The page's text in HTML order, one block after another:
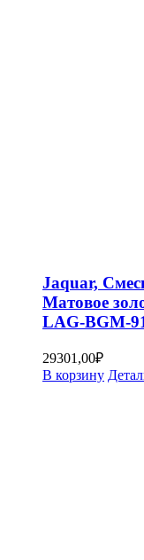
Jaquar,
Матовое
LAG-BGM-
29301,00₽
В корзину